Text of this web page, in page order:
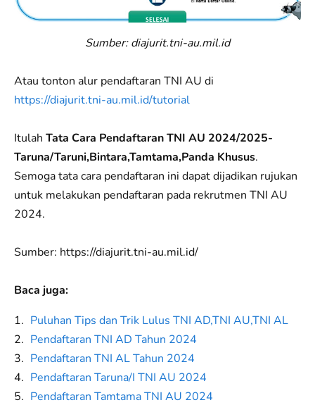
Sumber: diajurit.tni-au.mil.id
Atau tonton alur pendaftaran TNI AU di
https://diajurit.tni-au.mil.id/tutorial
Itulah Tata Cara Pendaftaran TNI AU 2024/2025-
Taruna/Taruni,Bintara,Tamtama,Panda Khusus.
Semoga tata cara pendaftaran ini dapat dijadikan rujukan
untuk melakukan pendaftaran pada rekrutmen TNI AU
2024.
Sumber: https://diajurit.tni-au.mil.id/
Baca juga:
Puluhan Tips dan Trik Lulus TNI AD,TNI AU,TNI AL
Pendaftaran TNI AD Tahun 2024
Pendaftaran TNI AL Tahun 2024
Pendaftaran Taruna/I TNI AU 2024
Pendaftaran Tamtama TNI AU 2024